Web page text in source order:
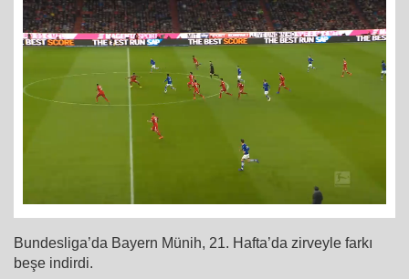
Bundesliga’da Bayern Münih, 21. Hafta’da zirveyle farkı
beşe indirdi.